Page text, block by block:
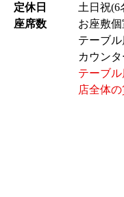
定休日
土日祝(6
座席数
お座敷
テーブ
カウン
テーブ
店全体